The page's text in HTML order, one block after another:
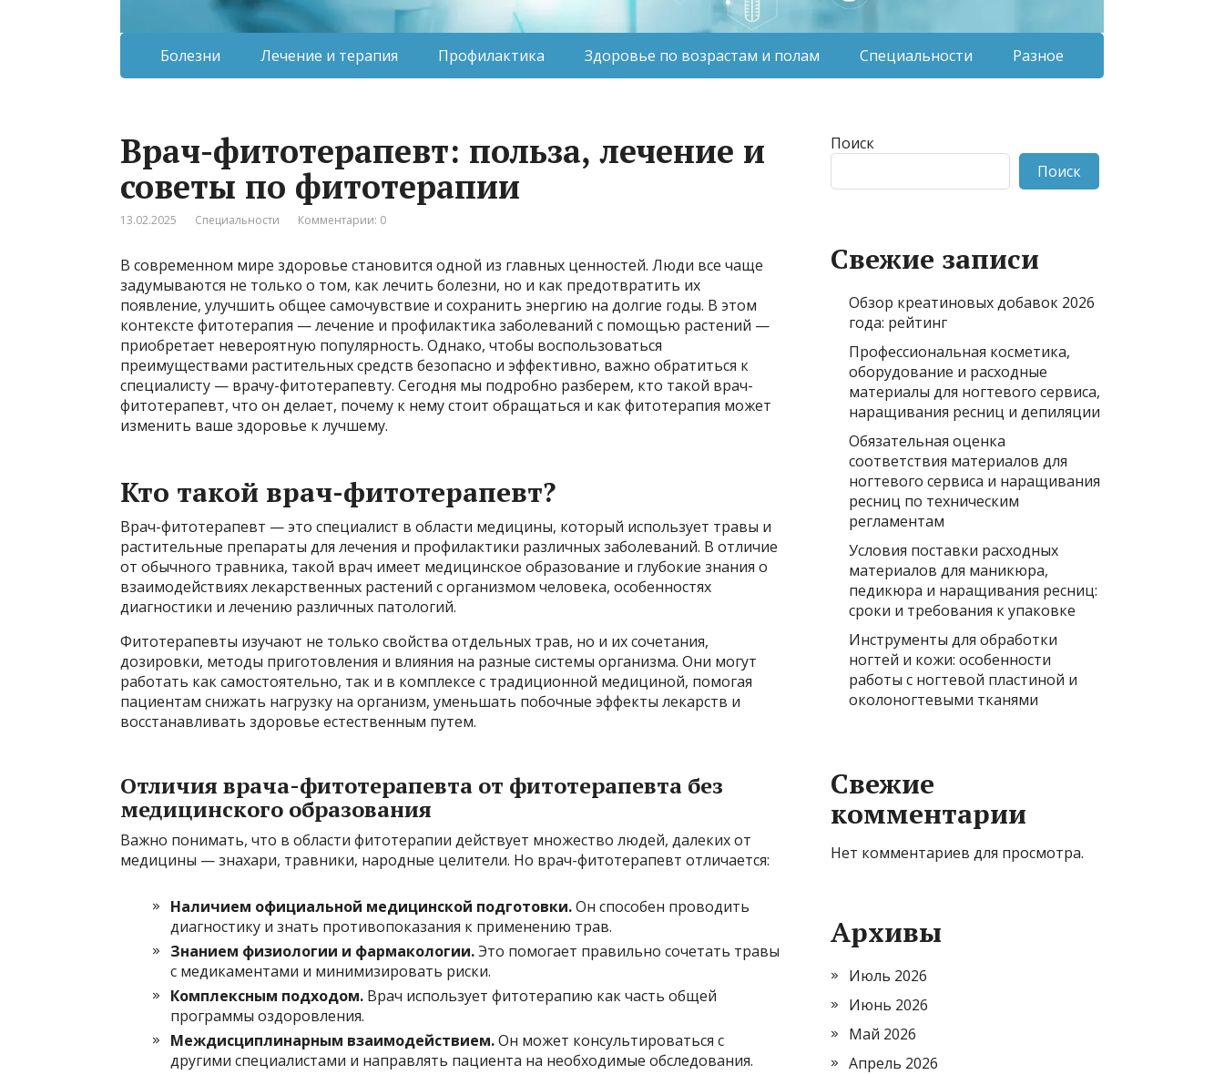
Болезни Лечение и терапия Профилактика Здоровье по возрастам и полам Специальности Разное
Врач-фитотерапевт: польза, лечение и
советы по фитотерапии
13.02.2025 Специальности Комментарии: 0
В современном мире здоровье становится одной из главных ценностей. Люди все чаще
задумываются не только о том, как лечить болезни, но и как предотвратить их
появление, улучшить общее самочувствие и сохранить энергию на долгие годы. В этом
контексте фитотерапия — лечение и профилактика заболеваний с помощью растений —
приобретает невероятную популярность. Однако, чтобы воспользоваться
преимуществами растительных средств безопасно и эффективно, важно обратиться к
специалисту — врачу-фитотерапевту. Сегодня мы подробно разберем, кто такой врач-
фитотерапевт, что он делает, почему к нему стоит обращаться и как фитотерапия может
изменить ваше здоровье к лучшему.
Кто такой врач-фитотерапевт?
Врач-фитотерапевт — это специалист в области медицины, который использует травы и
растительные препараты для лечения и профилактики различных заболеваний. В отличие
от обычного травника, такой врач имеет медицинское образование и глубокие знания о
взаимодействиях лекарственных растений с организмом человека, особенностях
диагностики и лечению различных патологий.
Фитотерапевты изучают не только свойства отдельных трав, но и их сочетания,
дозировки, методы приготовления и влияния на разные системы организма. Они могут
работать как самостоятельно, так и в комплексе с традиционной медициной, помогая
пациентам снижать нагрузку на организм, уменьшать побочные эффекты лекарств и
восстанавливать здоровье естественным путем.
Отличия врача-фитотерапевта от фитотерапевта без
медицинского образования
Важно понимать, что в области фитотерапии действует множество людей, далеких от
медицины — знахари, травники, народные целители. Но врач-фитотерапевт отличается:
Наличием официальной медицинской подготовки.Он способен проводить
диагностику и знать противопоказания к применению трав.
Знанием физиологии и фармакологии.Это помогает правильно сочетать травы
с медикаментами и минимизировать риски.
Комплексным подходом. Врач использует фитотерапию как часть общей
программы оздоровления.
Междисциплинарным взаимодействием.Он может консультироваться с
другими специалистами и направлять пациента на необходимые обследования.
Поиск
Поиск
Свежие записи
Обзор креатиновых добавок 2026
года: рейтинг
Профессиональная косметика,
оборудование и расходные
материалы для ногтевого сервиса,
наращивания ресниц и депиляции
Обязательная оценка
соответствия материалов для
ногтевого сервиса и наращивания
ресниц по техническим
регламентам
Условия поставки расходных
материалов для маникюра,
педикюра и наращивания ресниц:
сроки и требования к упаковке
Инструменты для обработки
ногтей и кожи: особенности
работы с ногтевой пластиной и
околоногтевыми тканями
Свежие
комментарии
Нет комментариев для просмотра.
Архивы
Июль 2026
Июнь 2026
Май 2026
Апрель 2026